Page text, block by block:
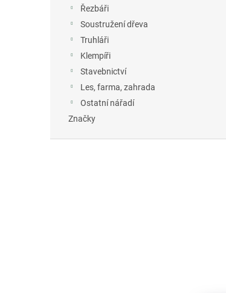
Řezbáři
Soustružení dřeva
Truhláři
Klempíři
Stavebnictví
Les, farma, zahrada
Ostatní nářadí
Značky